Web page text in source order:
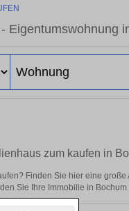
Eigentumswohnung
zum kaufen in
Finden Sie hier eine
Sie Ihre Immobilie in